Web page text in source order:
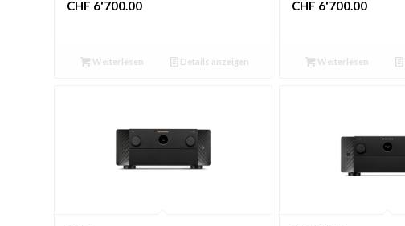
CHF 6'700.00
Weiterlesen Details anzeigen
CHF 6'700.00
Weiterlesen